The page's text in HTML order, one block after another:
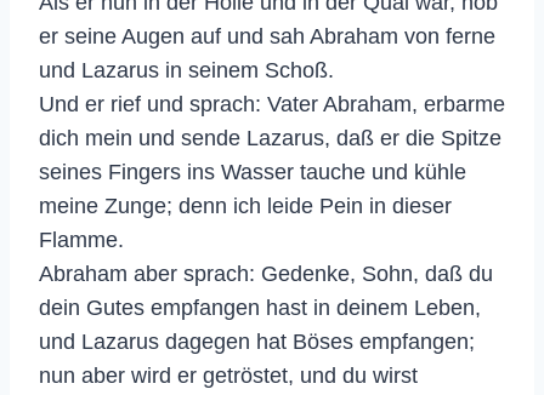
er seine Augen auf und sah Abraham von ferne
und Lazarus in seinem Schoß.
Und er rief und sprach: Vater Abraham, erbarme
dich mein und sende Lazarus, daß er die Spitze
seines Fingers ins Wasser tauche und kühle
meine Zunge; denn ich leide Pein in dieser
Flamme.
Abraham aber sprach: Gedenke, Sohn, daß du
dein Gutes empfangen hast in deinem Leben,
und Lazarus dagegen hat Böses empfangen;
nun aber wird er getröstet, und du wirst